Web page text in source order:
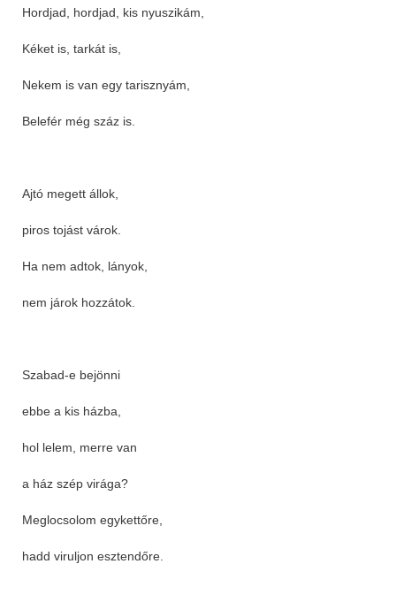
Hordjad, hordjad, kis nyuszikám,
Kéket is, tarkát is,
Nekem is van egy tarisznyám,
Belefér még száz is.
Ajtó megett állok,
piros tojást várok.
Ha nem adtok, lányok,
nem járok hozzátok.
Szabad-e bejönni
ebbe a kis házba,
hol lelem, merre van
a ház szép virága?
Meglocsolom egykettőre,
hadd viruljon esztendőre.